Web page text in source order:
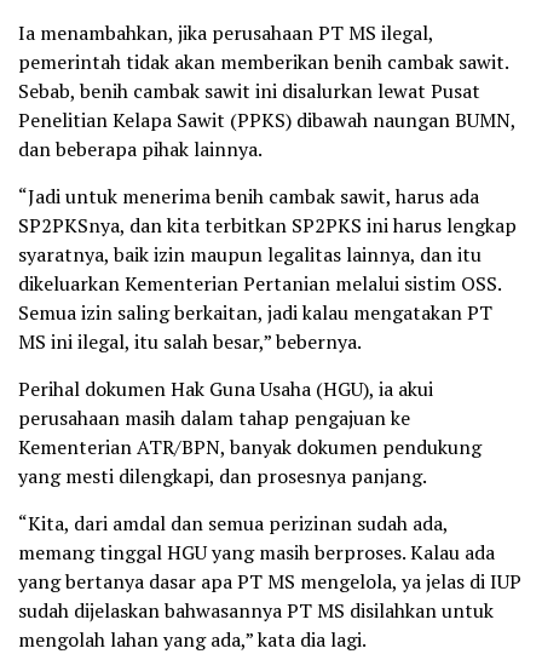
Ia menambahkan, jika perusahaan PT MS ilegal,
pemerintah tidak akan memberikan benih cambak sawit.
Sebab, benih cambak sawit ini disalurkan lewat Pusat
Penelitian Kelapa Sawit (PPKS) dibawah naungan BUMN,
dan beberapa pihak lainnya.
“Jadi untuk menerima benih cambak sawit, harus ada
SP2PKSnya, dan kita terbitkan SP2PKS ini harus lengkap
syaratnya, baik izin maupun legalitas lainnya, dan itu
dikeluarkan Kementerian Pertanian melalui sistim OSS.
Semua izin saling berkaitan, jadi kalau mengatakan PT
MS ini ilegal, itu salah besar,” bebernya.
Perihal dokumen Hak Guna Usaha (HGU), ia akui
perusahaan masih dalam tahap pengajuan ke
Kementerian ATR/BPN, banyak dokumen pendukung
yang mesti dilengkapi, dan prosesnya panjang.
“Kita, dari amdal dan semua perizinan sudah ada,
memang tinggal HGU yang masih berproses. Kalau ada
yang bertanya dasar apa PT MS mengelola, ya jelas di IUP
sudah dijelaskan bahwasannya PT MS disilahkan untuk
mengolah lahan yang ada,” kata dia lagi.